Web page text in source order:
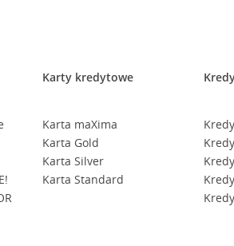
Karty kredytowe
Karta maXima
Karta Gold
Karta Silver
Karta Standard